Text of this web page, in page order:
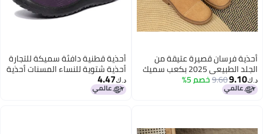
أحذية فرسان قصيرة عتيقة من
الجلد الطبيعي 2025 بكعب سميك
أحذية رعاة البقر الغربية برأس دائري
صغيرة وعطرة
د.ك‏9.10
9.60خصم 5%
أحذية قطنية دافئة سميكة للتجارة
أحذية شتوية للنساء المسنات أحذية
رياضية للرجال أحذية ثلجية للرجال
والنساء
د.ك‏4.47